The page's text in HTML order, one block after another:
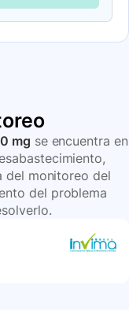
mg se encuentra en
del monitoreo del
del problema